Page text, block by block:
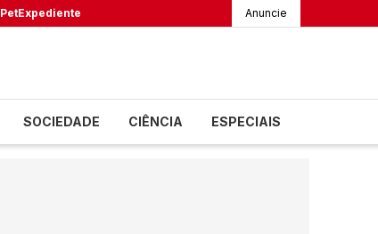
PetExpediente Anuncie
SOCIEDADE CIÊNCIA ESPECIAIS